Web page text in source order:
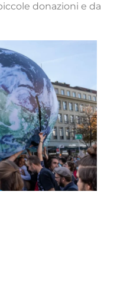
donazioni e da